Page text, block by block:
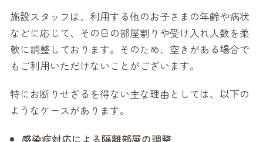
施設スタッフは、利用する他のお子さまの年齢や病状
などに応じて、その日の部屋割りや受け入れ人数を柔
軟に調整しております。そのため、空きがある場合で
もご利用いただけないことがございます。
特にお断りせざるを得ない主な理由としては、以下の
ようなケースがあります。
感染症対応による隔離部屋の調整